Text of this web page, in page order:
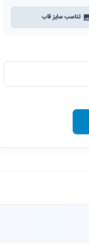
تناسب سایز قاب